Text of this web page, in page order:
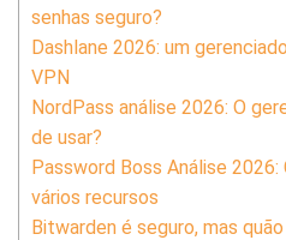
senhas seguro?
Dashlane 2026: um
VPN
NordPass análise 2026: O
de usar?
Password Boss Análise
vários recursos
Bitwarden é seguro, mas